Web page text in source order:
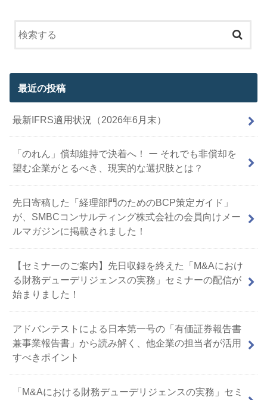
最近の投稿
最新IFRS適用状況（2026年6月末）
「のれん」償却維持で決着へ！ ー それでも非償却を
望む企業がとるべき、現実的な選択肢とは？
先日寄稿した「経理部門のためのBCP策定ガイド」
が、SMBCコンサルティング株式会社の会員向けメー
ルマガジンに掲載されました！
【セミナーのご案内】先日収録を終えた「M&Aにおけ
る財務デューデリジェンスの実務」セミナーの配信が
始まりました！
アドバンテストによる日本第一号の「有価証券報告書
兼事業報告書」から読み解く、他企業の担当者が活用
すべきポイント
「M&Aにおける財務デューデリジェンスの実務」セミ